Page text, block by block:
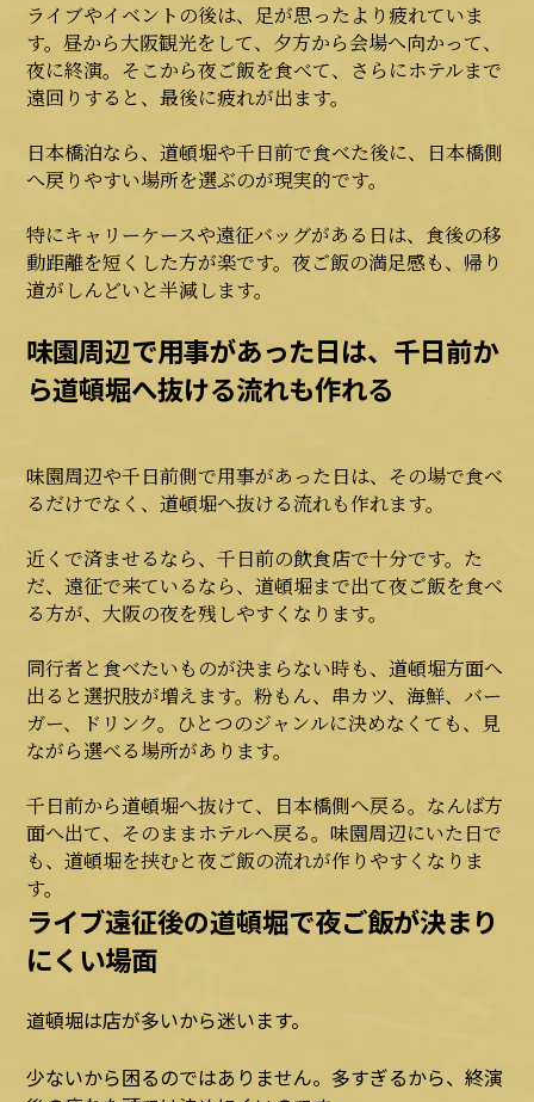
ライブやイベントの後は、足が思ったより疲れていま
す。昼から大阪観光をして、夕方から会場へ向かって、
夜に終演。そこから夜ご飯を食べて、さらにホテルまで
遠回りすると、最後に疲れが出ます。
日本橋泊なら、道頓堀や千日前で食べた後に、日本橋側
へ戻りやすい場所を選ぶのが現実的です。
特にキャリーケースや遠征バッグがある日は、食後の移
動距離を短くした方が楽です。夜ご飯の満足感も、帰り
道がしんどいと半減します。
味園周辺で用事があった日は、千日前か
ら道頓堀へ抜ける流れも作れる
味園周辺や千日前側で用事があった日は、その場で食べ
るだけでなく、道頓堀へ抜ける流れも作れます。
近くで済ませるなら、千日前の飲食店で十分です。た
だ、遠征で来ているなら、道頓堀まで出て夜ご飯を食べ
る方が、大阪の夜を残しやすくなります。
同行者と食べたいものが決まらない時も、道頓堀方面へ
出ると選択肢が増えます。粉もん、串カツ、海鮮、バー
ガー、ドリンク。ひとつのジャンルに決めなくても、見
ながら選べる場所があります。
千日前から道頓堀へ抜けて、日本橋側へ戻る。なんば方
面へ出て、そのままホテルへ戻る。味園周辺にいた日で
も、道頓堀を挟むと夜ご飯の流れが作りやすくなりま
す。
ライブ遠征後の道頓堀で夜ご飯が決まり
にくい場面
道頓堀は店が多いから迷います。
少ないから困るのではありません。多すぎるから、終演